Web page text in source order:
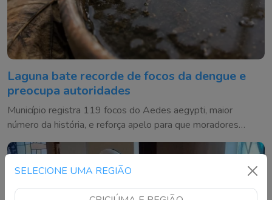
SELECIONE UMA REGIÃO
Laguna bate recorde de focos da dengue e
preocupa autoridades
Município registra 119 focos do Aedes aegypti, maior
número da história, e reforça apelo para que moradores
eliminem criadouros